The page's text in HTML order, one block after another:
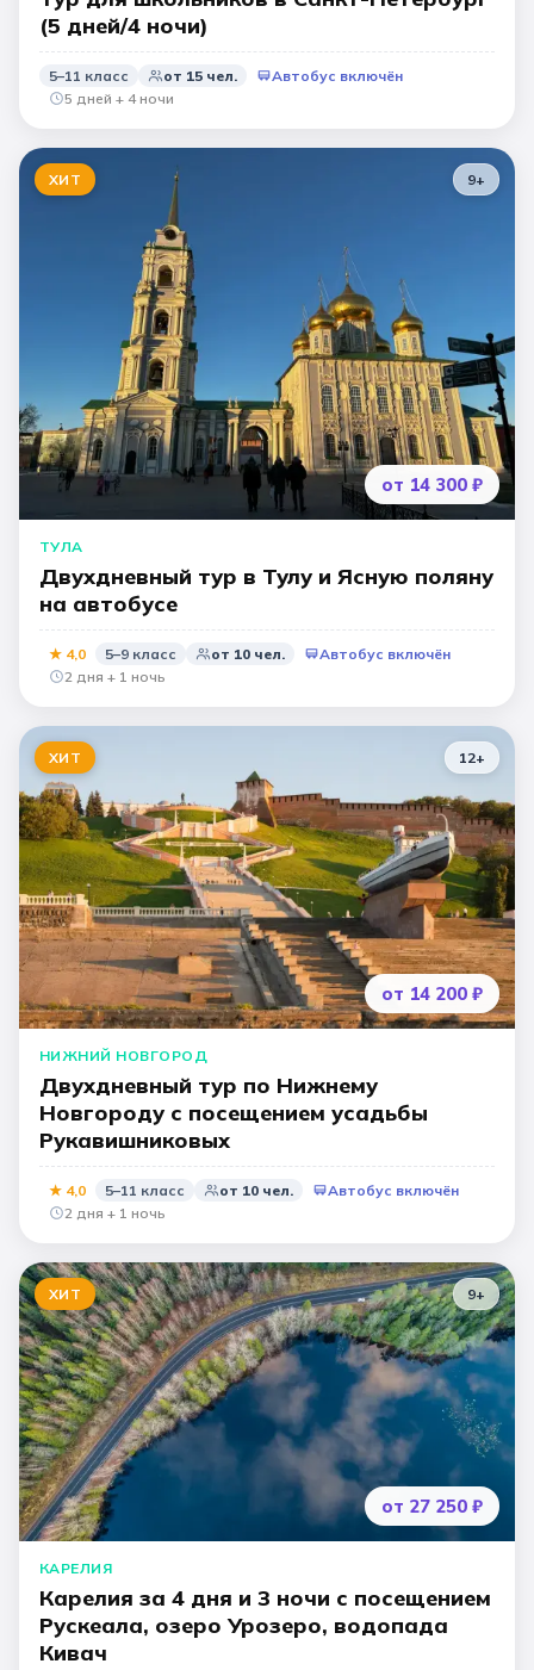
(5 дней/4 ночи)
5–11 класс от 15 чел.
Автобус включён
5 дней + 4 ночи
ХИТ 9+
от 14 300 ₽
ТУЛА
Двухдневный тур в Тулу и Ясную поляну
на автобусе
★ 4,0 5–9 класс от 10 чел.
Автобус включён
2 дня + 1 ночь
ХИТ 12+
от 14 200 ₽
НИЖНИЙ НОВГОРОД
Двухдневный тур по Нижнему
Новгороду с посещением усадьбы
Рукавишниковых
★ 4,0 5–11 класс от 10 чел.
Автобус включён
2 дня + 1 ночь
ХИТ 9+
от 27 250 ₽
КАРЕЛИЯ
Карелия за 4 дня и 3 ночи с посещением
Рускеала, озеро Урозеро, водопада
Кивач